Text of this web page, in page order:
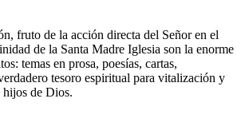
fruto de la acción directa del Señor en el
de la Santa Madre Iglesia son la enorme
temas en prosa, poesías, cartas,
tesoro espiritual para vitalización y
hijos de Dios.